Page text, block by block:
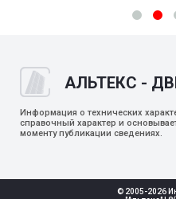
АЛЬТЕКС -
Информация о технических
справочный характер и
моменту публикации сведениях.
© 2005-2026